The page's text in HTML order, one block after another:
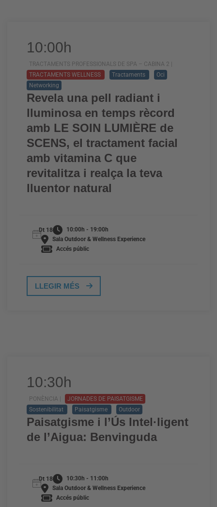
10:00h
TRACTAMENTS PROFESSIONALS DE SPA – CABINA 2 |
TRACTAMENTS WELLNESS
Tractaments
Oci
Networking
Revela una pell radiant i
lluminosa en temps rècord
amb LE SOIN LUMIÈRE de
SCENS, el tractament facial
amb vitamina C que
revitalitza i realça la teva
lluentor natural
Dt 18
10:00h - 19:00h
Sala Outdoor & Wellness Experience
Accés públic
LLEGIR MÉS
10:30h
PONÈNCIA |
JORNADES DE PAISATGISME
Sostenibilitat
Paisatgisme Outdoor
Paisatgisme i l’Ús Intel·ligent
de l’Aigua: Benvinguda
Dt 18
10:30h - 11:00h
Sala Outdoor & Wellness Experience
Accés públic